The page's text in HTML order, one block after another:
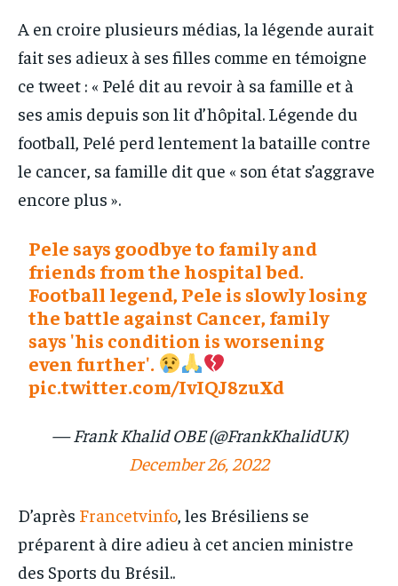
A en croire plusieurs médias, la légende aurait
fait ses adieux à ses filles comme en témoigne
ce tweet : « Pelé dit au revoir à sa famille et à
ses amis depuis son lit d’hôpital. Légende du
football, Pelé perd lentement la bataille contre
le cancer, sa famille dit que « son état s’aggrave
encore plus ».
Pele says goodbye to family and
friends from the hospital bed.
Football legend, Pele is slowly losing
the battle against Cancer, family
says 'his condition is worsening
even further'.
pic.twitter.com/IvIQJ8zuXd
— Frank Khalid OBE (@FrankKhalidUK)
December 26, 2022
D’après Francetvinfo, les Brésiliens se
préparent à dire adieu à cet ancien ministre
des Sports du Brésil..